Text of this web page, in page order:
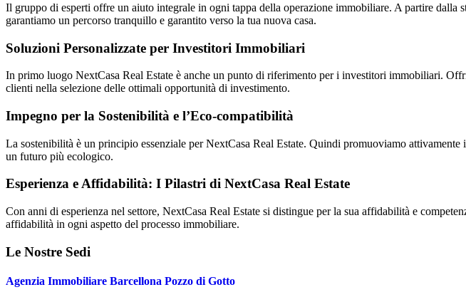
Il gruppo di esperti offre un aiuto integrale in ogni tappa della operazione immobiliare. A partire
garantiamo un percorso tranquillo e garantito verso la tua nuova casa.
Soluzioni Personalizzate per Investitori Immobiliari
In primo luogo NextCasa Real Estate è anche un punto di riferimento per i investitori immobiliari.
clienti nella selezione delle ottimali opportunità di investimento.
Impegno per la Sostenibilità e l’Eco-compatibilità
La sostenibilità è un principio essenziale per NextCasa Real Estate. Quindi promuoviamo
un futuro più ecologico.
Esperienza e Affidabilità: I Pilastri di NextCasa Real Estate
Con anni di esperienza nel settore, NextCasa Real Estate si distingue per la sua affidabilità e
affidabilità in ogni aspetto del processo immobiliare.
Le Nostre Sedi
Agenzia Immobiliare Barcellona Pozzo di Gotto